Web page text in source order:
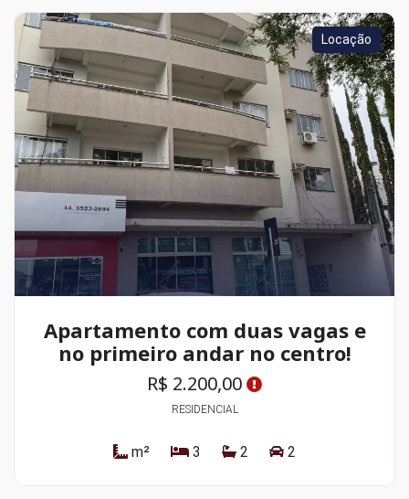
Locação
Apartamento com duas vagas e
no primeiro andar no centro!
R$ 2.200,00
RESIDENCIAL
m² 3 2 2